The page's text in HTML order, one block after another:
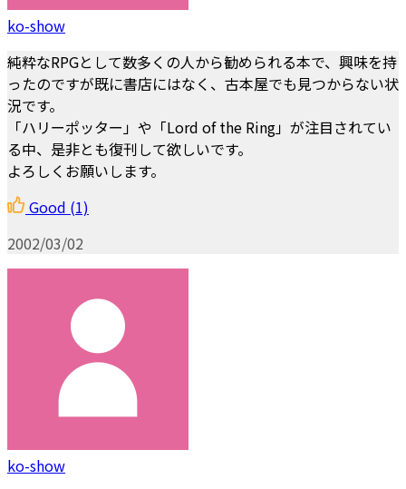
ko-show
純粋なRPGとして数多くの人から勧められる本で、興味を持
ったのですが既に書店にはなく、古本屋でも見つからない状
況です。
「ハリーポッター」や「Lord of the Ring」が注目されてい
る中、是非とも復刊して欲しいです。
よろしくお願いします。
Good (1)
2002/03/02
ko-show